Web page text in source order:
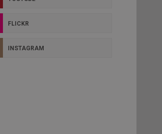
FLICKR
INSTAGRAM